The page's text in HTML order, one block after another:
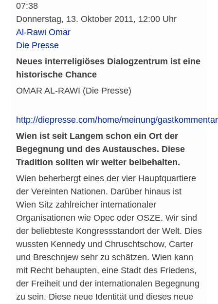
07:38
Donnerstag, 13. Oktober 2011, 12:00 Uhr
Al-Rawi Omar
Die Presse
Neues interreligiöses Dialogzentrum ist eine
historische Chance
OMAR AL-RAWI (Die Presse)
http://diepresse.com/home/meinung/
Wien ist seit Langem schon ein Ort der
Begegnung und des Austausches. Diese
Tradition sollten wir weiter beibehalten.
Wien beherbergt eines der vier Hauptquartiere
der Vereinten Nationen. Darüber hinaus ist
Wien Sitz zahlreicher internationaler
Organisationen wie Opec oder OSZE. Wir sind
der beliebteste Kongressstandort der Welt. Dies
wussten Kennedy und Chruschtschow, Carter
und Breschnjew sehr zu schätzen. Wien kann
mit Recht behaupten, eine Stadt des Friedens,
der Freiheit und der internationalen Begegnung
zu sein. Diese neue Identität und dieses neue